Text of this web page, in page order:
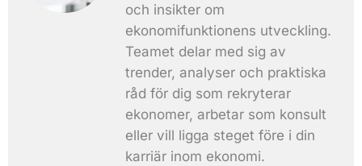
och insikter om
ekonomifunktionens utveckling.
Teamet delar med sig av
trender, analyser och praktiska
råd för dig som rekryterar
ekonomer, arbetar som konsult
eller vill ligga steget före i din
karriär inom ekonomi.